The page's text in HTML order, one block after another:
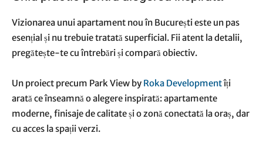
Vizionarea unui apartament nou în București este un pas
esențial și nu trebuie tratată superficial. Fii atent la detalii,
pregătește-te cu întrebări și compară obiectiv.
Un proiect precum Park View by Roka Developmentîți
arată ce înseamnă o alegere inspirată: apartamente
moderne, finisaje de calitate și o zonă conectată la oraș, dar
cu acces la spații verzi.